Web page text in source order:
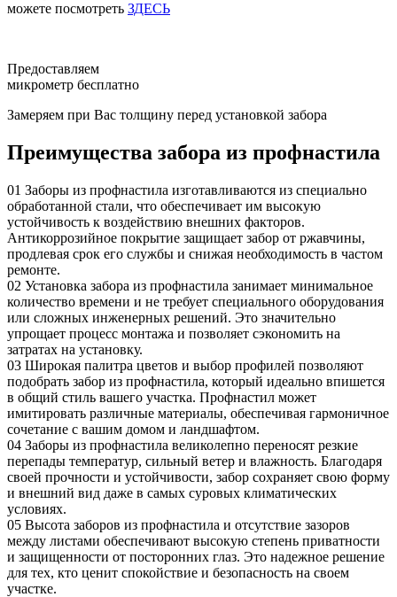
можете посмотреть ЗДЕСЬ
Предоставляем
микрометр бесплатно
Замеряем при Вас толщину перед установкой забора
Преимущества забора из профнастила
01 Заборы из профнастила изготавливаются из специально
обработанной стали, что обеспечивает им высокую
устойчивость к воздействию внешних факторов.
Антикоррозийное покрытие защищает забор от ржавчины,
продлевая срок его службы и снижая необходимость в частом
ремонте.
02 Установка забора из профнастила занимает минимальное
количество времени и не требует специального оборудования
или сложных инженерных решений. Это значительно
упрощает процесс монтажа и позволяет сэкономить на
затратах на установку.
03 Широкая палитра цветов и выбор профилей позволяют
подобрать забор из профнастила, который идеально впишется
в общий стиль вашего участка. Профнастил может
имитировать различные материалы, обеспечивая гармоничное
сочетание с вашим домом и ландшафтом.
04 Заборы из профнастила великолепно переносят резкие
перепады температур, сильный ветер и влажность. Благодаря
своей прочности и устойчивости, забор сохраняет свою форму
и внешний вид даже в самых суровых климатических
условиях.
05 Высота заборов из профнастила и отсутствие зазоров
между листами обеспечивают высокую степень приватности
и защищенности от посторонних глаз. Это надежное решение
для тех, кто ценит спокойствие и безопасность на своем
участке.